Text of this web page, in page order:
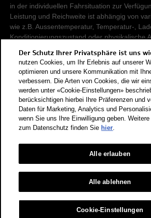
in der individuellen Fahrsituation zur
Leistung und Reichweite ist abhängig von
wie z.B. Aussentemperatur, Temperatur-,
Konditionierungszustand oder physikalische
Damit Energieverbräuche unterschiedlicher
(Benzin, Diesel, Gas, Strom, usw.)
zusätzlich als sogenannte Benzinäquivalente
Energie) ausgewiesen. CO2 ist das für die
hauptverantwortliche Treibhausgas. CO2-
Schweiz angebotenen Fahrzeugmodelle: 111
CO2-Zielwert der in der Schweiz angebotenen
Fahrzeugmodelle: 93.6 g/km (WLTP). Die
Fahrzeug können von den
der individuellen
Energieeffizienz-Kategorie nach dem neuen
Berechnungsverfahren gemäss Anhang 4.1
01.01.2023. Informationen zur
Personenwagen finden Sie unter Bundesamt
Der Schutz Ihrer Privatsphäre ist uns
nutzen Cookies, um Ihr Erlebnis auf unserer
optimieren und unsere Kommunikation mit
verbessern. Die Arten von Cookies, die wir
werden unter «Cookie-Einstellungen»
berücksichtigen hierbei Ihre Präferenzen und
Daten für Marketing, Analytics und
wenn Sie uns Ihre Einwilligung geben.
zum Datenschutz finden Sie hier.
Cookie-Einstellungen
Alle ablehnen
Alle erlauben